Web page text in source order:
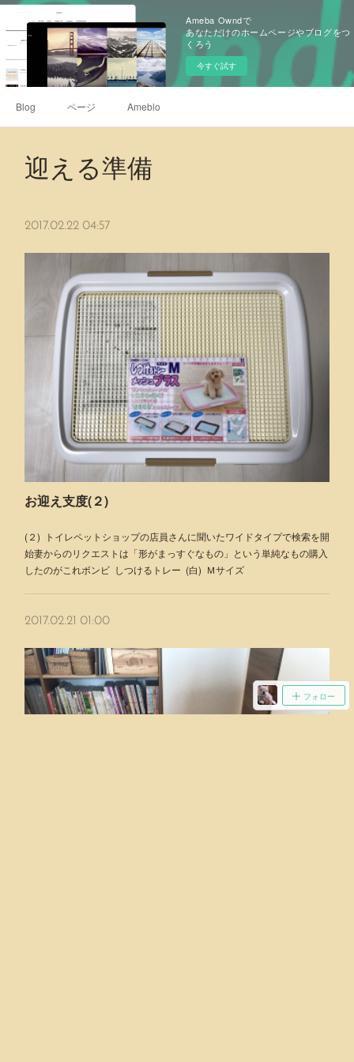
Ameba Owndで
あなただけのホームページやブログをつ
くろう
今すぐ試す
Blog ページ Ameblo
迎える準備
2017.02.22 04:57
お迎え支度(２)
(２) トイレペットショップの店員さんに聞いたワイドタイプで検索を開
始妻からのリクエストは「形がまっすぐなもの」という単純なもの購入
したのがこれボンビ しつけるトレー (白) Ｍサイズ
2017.02.21 01:00
フォロー